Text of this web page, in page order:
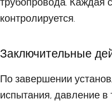
контролируется.
Заключительные
По завершении
испытания, давление в